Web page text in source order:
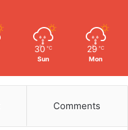
30 ℃
Sun
29 ℃
Mon
Comments